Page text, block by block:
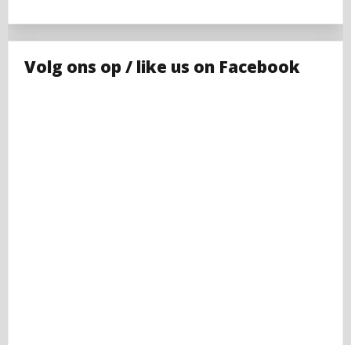
Volg ons op / like us on Facebook